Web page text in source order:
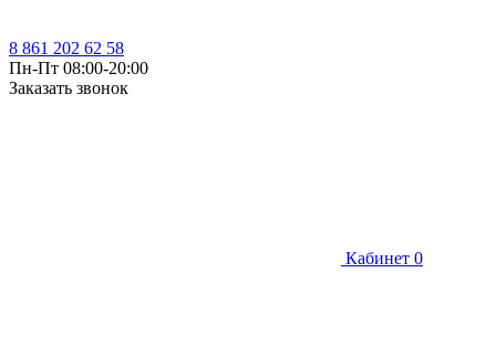
8 861 202 62 58
Пн-Пт 08:00-20:00
Заказать звонок
Кабинет 0